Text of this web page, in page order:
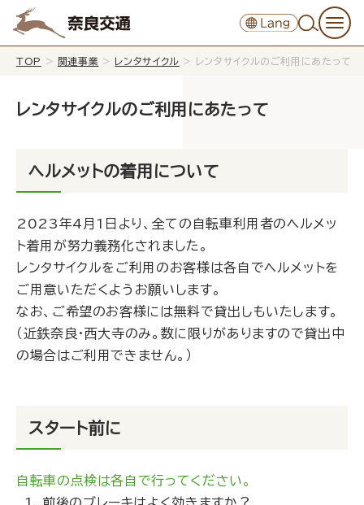
TOP > 関連事業 > レンタサイクル > レンタサイクルのご利用にあたって
レンタサイクルのご利用にあたって
ヘルメットの着用について
2023年4月1日より、全ての自転車利用者のヘルメッ
ト着用が努力義務化されました。
レンタサイクルをご利用のお客様は各自でヘルメットを
ご用意いただくようお願いします。
なお、ご希望のお客様には無料で貸出しもいたします。
（近鉄奈良・西大寺のみ。数に限りがありますので貸出中
の場合はご利用できません。）
スタート前に
自転車の点検は各自で行ってください。